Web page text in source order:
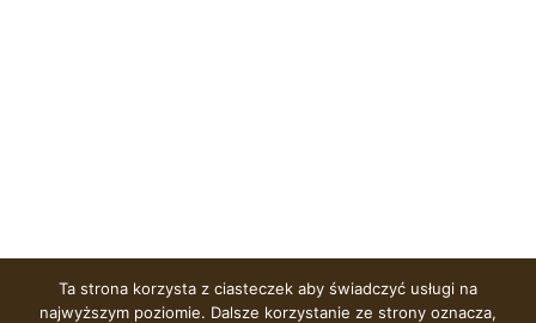
Ta strona korzysta z ciasteczek aby świadczyć usługi na
najwyższym poziomie. Dalsze korzystanie ze strony oznacza,